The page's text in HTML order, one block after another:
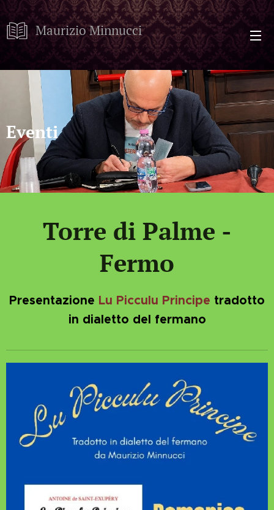
Maurizio Minnucci
Eventi
Torre di Palme -
Fermo
Presentazione Lu Picculu Principe tradotto
in dialetto del fermano